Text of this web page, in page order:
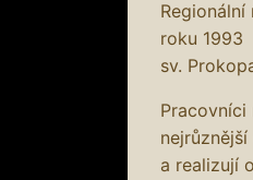
roku 1993
sv.
a realizují